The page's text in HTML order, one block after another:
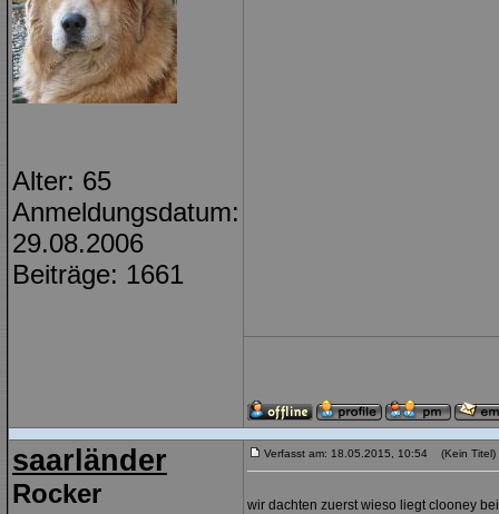
Alter: 65
Anmeldungsdatum:
29.08.2006
Beiträge: 1661
saarländer
Rocker
Verfasst am: 18.05.2015, 10:54 (Kein Titel)
wir dachten zuerst wieso liegt clooney